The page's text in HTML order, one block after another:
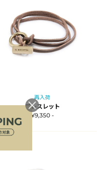
再入荷
ブレスレット
¥9,350 -